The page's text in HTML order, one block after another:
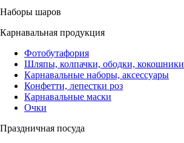
Наборы шаров
Карнавальная продукция
Фотобутафория
Шляпы, колпачки, ободки, кокошники
Карнавальные наборы, аксессуары
Конфетти, лепестки роз
Карнавальные маски
Очки
Праздничная посуда